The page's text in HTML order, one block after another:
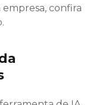
confira